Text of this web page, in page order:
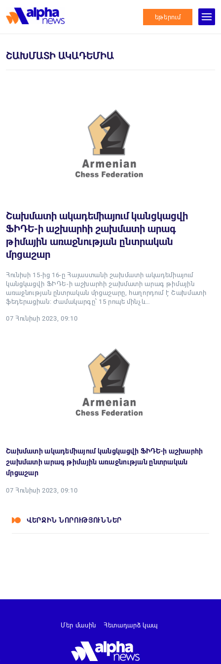
եթերում
ՇԱԽՄԱՏԻ ԱԿԱԴԵՄԻԱ
Շախմատի ակադեմիայում կանցկացվի
ՖԻԴԵ-ի աշխարհի շախմատի արագ
թիմային առաջնության ընտրական
մրցաշար
Հունիսի 15-ից 16-ը Հայաստանի շախմատի ակադեմիայում
կանցկացվի ՖԻԴԵ-ի աշխարհի շախմատի արագ թիմային
առաջնության ընտրական մրցաշարը, հաղորդում է Շախմատի
ֆեդերացիան։ Ժամակարգը՝ 15 րոպե մինչև…
07 Հունիսի 2023, 09:10
Շախմատի ակադեմիայում կանցկացվի ՖԻԴԵ-ի աշխարհի
շախմատի արագ թիմային առաջնության ընտրական
մրցաշար
07 Հունիսի 2023, 09:10
ՎԵՐՋԻՆ ՆՈՐՈՒԹՅՈՒՆՆԵՐ
Մեր մասին Հետադարձ կապ